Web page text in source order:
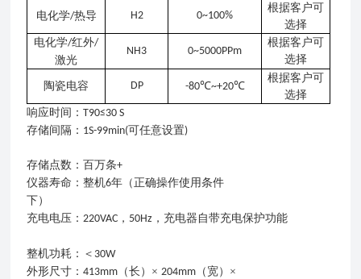
电化学/热导 H2 0~100%
根据客户可
选择
电化学/红外/
激光
NH3 0~5000PPm
根据客户可
选择
陶瓷电容 DP -80℃~+20℃
根据客户可
选择
响应时间：T90≤30S
存储间隔 ： 1S-99min(可任意设置)
存储点数 ：百万条+
仪器寿命 ：整机6年（正确操作使用条件
下）
充电电压： 220VAC ， 50Hz ，充电器自带充电保护功能
整机功耗：＜ 30W
外形尺寸 ：413mm （长）× 204mm （宽）×